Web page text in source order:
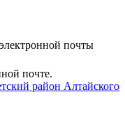
почты
почте.
район Алтайского